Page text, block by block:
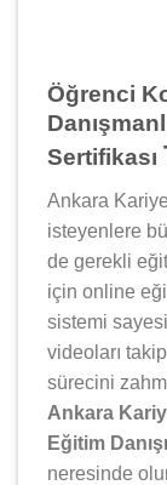
Öğrenci
Sertifikası
Ankara
isteyenlere
de gerekli
için online
sistemi
videoları
sürecini
Ankara
Eğitim
neresinde